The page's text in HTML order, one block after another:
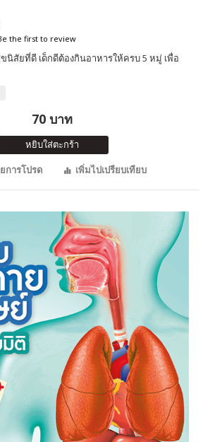
the first to review
นิสัยที่ดี เด็กดีต้องกินอาหารให้ครบ 5 หมู่ เพื่อ
70 บาท
หยิบใส่ตะกร้า
การโปรด
เพิ่มไปเปรียบเทียบ